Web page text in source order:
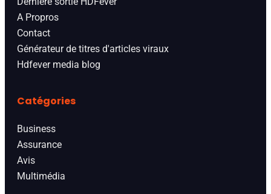
A Propros
Contact
Générateur de titres d'articles viraux
Hdfever media blog
Catégories
Business
Assurance
Avis
Multimédia